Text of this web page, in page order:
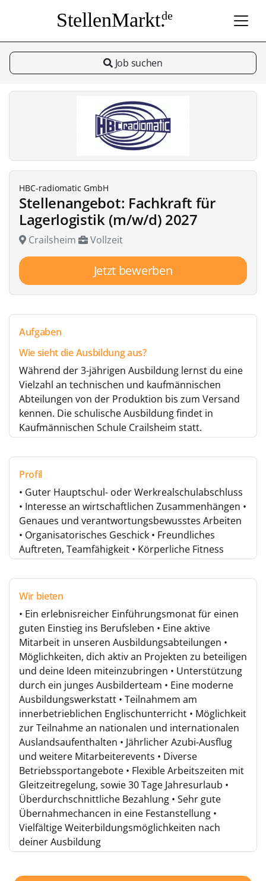
StellenMarkt.de
Job suchen
HBC-radiomatic GmbH
Stellenangebot: Fachkraft für
Lagerlogistik (m/w/d) 2027
Crailsheim Vollzeit
Jetzt bewerben
Aufgaben
Wie sieht die Ausbildung aus?
Während der 3-jährigen Ausbildung lernst du eine
Vielzahl an technischen und kaufmännischen
Abteilungen von der Produktion bis zum Versand
kennen. Die schulische Ausbildung findet in
Kaufmännischen Schule Crailsheim statt.
Profil
• Guter Hauptschul- oder Werkrealschulabschluss
• Interesse an wirtschaftlichen Zusammenhängen •
Genaues und verantwortungsbewusstes Arbeiten
• Organisatorisches Geschick • Freundliches
Auftreten, Teamfähigkeit • Körperliche Fitness
Wir bieten
• Ein erlebnisreicher Einführungsmonat für einen
guten Einstieg ins Berufsleben • Eine aktive
Mitarbeit in unseren Ausbildungsabteilungen •
Möglichkeiten, dich aktiv an Projekten zu beteiligen
und deine Ideen miteinzubringen • Unterstützung
durch ein junges Ausbilderteam • Eine moderne
Ausbildungswerkstatt • Teilnahmem am
innerbetrieblichen Englischunterricht • Möglichkeit
zur Teilnahme an nationalen und internationalen
Auslandsaufenthalten • Jährlicher Azubi-Ausflug
und weitere Mitarbeiterevents • Diverse
Betriebssportangebote • Flexible Arbeitszeiten mit
Gleitzeitregelung, sowie 30 Tage Jahresurlaub •
Überdurchschnittliche Bezahlung • Sehr gute
Übernahmechancen in eine Festanstellung •
Vielfältige Weiterbildungsmöglichkeiten nach
deiner Ausbildung